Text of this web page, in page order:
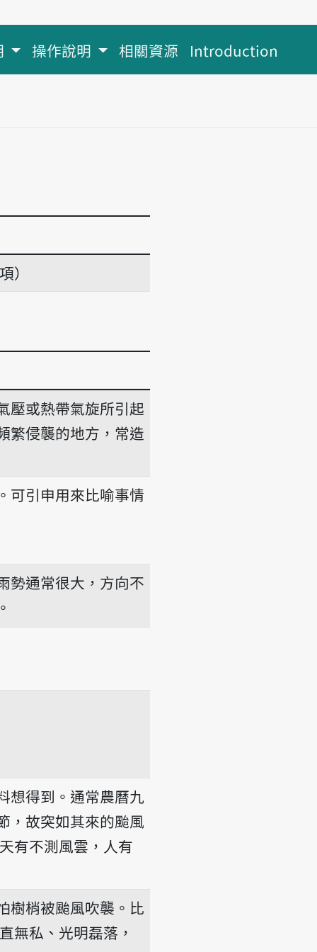
操作說明 相關資源 Introduction
）
壓或熱帶氣旋所引起
繁侵襲的地方，常造
可引申用來比喻事情
勢通常很大，方向不
thai
想得到。通常農曆九
，故突如其來的颱風
有不測風雲，人有
樹梢被颱風吹襲。比
無私、光明磊落，